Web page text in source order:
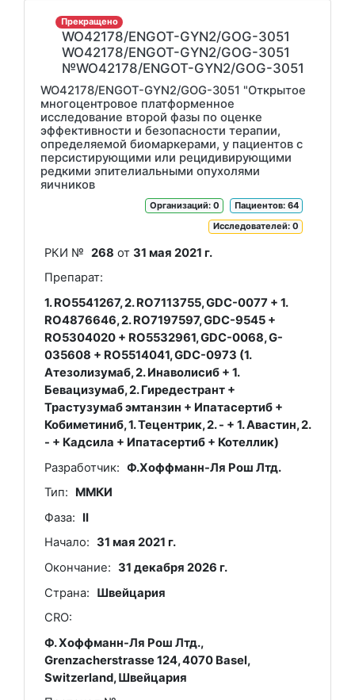
Прекращено
WO42178/ENGOT-GYN2/GOG-3051
WO42178/ENGOT-GYN2/GOG-3051
№WO42178/ENGOT-GYN2/GOG-3051
WO42178/ENGOT-GYN2/GOG-3051 "Открытое
многоцентровое платформенное
исследование второй фазы по оценке
эффективности и безопасности терапии,
определяемой биомаркерами, у пациентов с
персистирующими или рецидивирующими
редкими эпителиальными опухолями
яичников
Пациентов: 64
Организаций: 0
Исследователей: 0
РКИ № 268 от31 мая 2021 г.
Препарат:
1. RO5541267, 2. RO7113755, GDC-0077 + 1.
RO4876646, 2. RO7197597, GDC-9545 +
RO5304020 + RO5532961, GDC-0068, G-
035608 + RO5514041, GDC-0973 (1.
Атезолизумаб, 2. Инаволисиб + 1.
Бевацизумаб, 2. Гиредестрант +
Трастузумаб эмтанзин + Ипатасертиб +
Кобиметиниб, 1. Тецентрик, 2. - + 1. Авастин, 2.
- + Кадсила + Ипатасертиб + Котеллик)
Разработчик: Ф.Хоффманн-Ля Рош Лтд.
Тип:
ММКИ
Фаза:
II
Начало: 31 мая 2021 г.
Окончание: 31 декабря 2026 г.
Страна:
Швейцария
CRO:
Ф. Хоффманн-Ля Рош Лтд.,
Grenzacherstrasse 124, 4070 Basel,
Switzerland, Швейцария